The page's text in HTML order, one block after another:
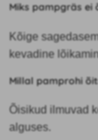
Miks pampgräs ei
Kõige
kevadine
Millal pamprohi
Õisikud ilmuvad
alguses.